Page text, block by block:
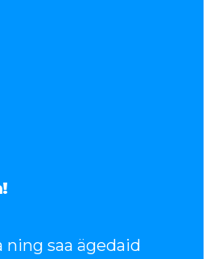
saa ägedaid